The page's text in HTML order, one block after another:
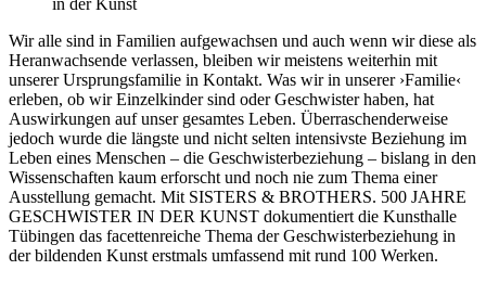
Wir alle sind in Familien aufgewachsen und auch wenn wir diese als
Heranwachsende verlassen, bleiben wir meistens weiterhin mit
unserer Ursprungsfamilie in Kontakt. Was wir in unserer ›Familie‹
erleben, ob wir Einzelkinder sind oder Geschwister haben, hat
Auswirkungen auf unser gesamtes Leben. Überraschenderweise
jedoch wurde die längste und nicht selten intensivste Beziehung im
Leben eines Menschen – die Geschwisterbeziehung – bislang in den
Wissenschaften kaum erforscht und noch nie zum Thema einer
Ausstellung gemacht. Mit SISTERS & BROTHERS. 500 JAHRE
GESCHWISTER IN DER KUNST dokumentiert die Kunsthalle
Tübingen das facettenreiche Thema der Geschwisterbeziehung in
der bildenden Kunst erstmals umfassend mit rund 100 Werken.